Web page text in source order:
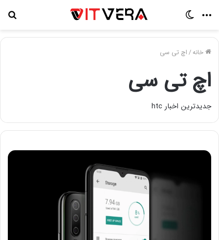
منو
خانه/اچ تی سی
اچ تی سی
جدیدترین اخبار htc